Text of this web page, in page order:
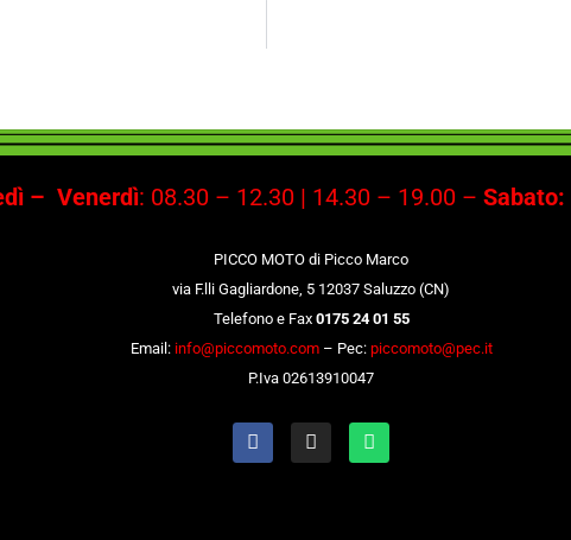
– Venerdì: 08.30 – 12.30 | 14.30 – 19.00 – Sabato:
PICCO MOTO di Picco Marco
via F.lli Gagliardone, 5 12037 Saluzzo (CN)
Telefono e Fax 0175 24 01 55
Email: info@piccomoto.com– Pec: piccomoto@pec.it
P.Iva 02613910047